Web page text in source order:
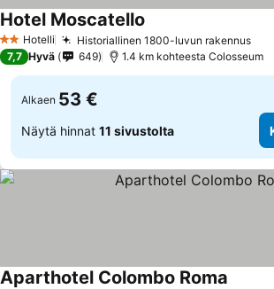
2 Tähtiluokitus
Hotelli Historiallinen 1800-luvun rakennus
Hotel Moscatello
7,7 Hyvä 649 1.4 km kohteesta Colosseum
Alkaen 53 €
Näytä hinnat 11 sivustolta
Aparthotel Colombo Roma